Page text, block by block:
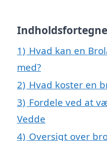
1) Hvad kan en
med?
2) Hvad koster en
3) Fordele ved at
Vedde
4) Oversigt over